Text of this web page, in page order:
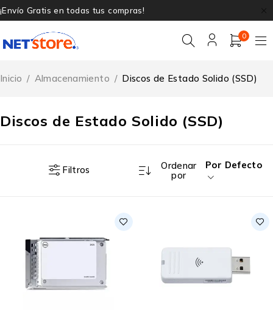
¡Envío Gratis en todas tus compras!
0
Discos de Estado Solido (SSD)
Inicio / Almacenamiento / Discos de Estado Solido (SSD)
Filtros
Ordenar
por
Por Defecto